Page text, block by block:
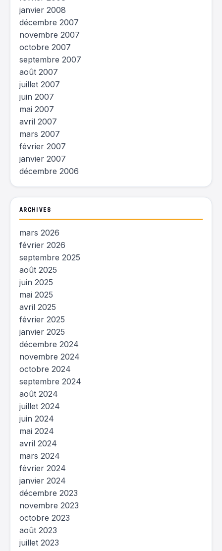
janvier 2008
décembre 2007
novembre 2007
octobre 2007
septembre 2007
août 2007
juillet 2007
juin 2007
mai 2007
avril 2007
mars 2007
février 2007
janvier 2007
décembre 2006
ARCHIVES
mars 2026
février 2026
septembre 2025
août 2025
juin 2025
mai 2025
avril 2025
février 2025
janvier 2025
décembre 2024
novembre 2024
octobre 2024
septembre 2024
août 2024
juillet 2024
juin 2024
mai 2024
avril 2024
mars 2024
février 2024
janvier 2024
décembre 2023
novembre 2023
octobre 2023
août 2023
juillet 2023